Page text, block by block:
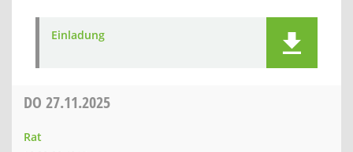
Einladung
DO 27.11.2025
Rat